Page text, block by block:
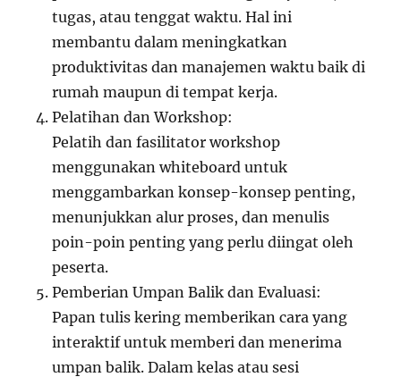
tugas, atau tenggat waktu. Hal ini
membantu dalam meningkatkan
produktivitas dan manajemen waktu baik di
rumah maupun di tempat kerja.
Pelatihan dan Workshop:
Pelatih dan fasilitator workshop
menggunakan whiteboard untuk
menggambarkan konsep-konsep penting,
menunjukkan alur proses, dan menulis
poin-poin penting yang perlu diingat oleh
peserta.
Pemberian Umpan Balik dan Evaluasi:
Papan tulis kering memberikan cara yang
interaktif untuk memberi dan menerima
umpan balik. Dalam kelas atau sesi